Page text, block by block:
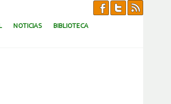
NOTICIAS BIBLIOTECA